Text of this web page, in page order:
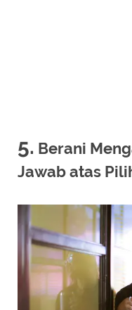
5. Berani
Jawab atas